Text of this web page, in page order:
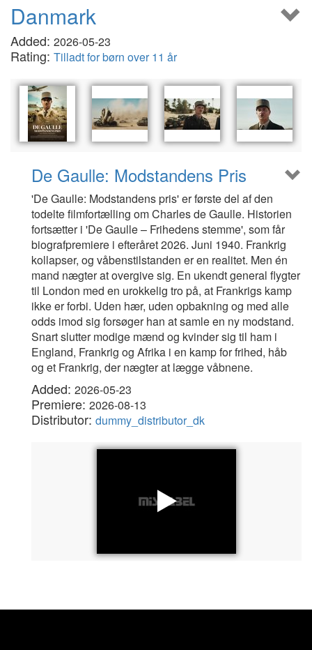
Danmark
Added: 2026-05-23
Rating: Tilladt for børn over 11 år
De Gaulle: Modstandens Pris
'De Gaulle: Modstandens pris' er første del af den
todelte filmfortælling om Charles de Gaulle. Historien
fortsætter i 'De Gaulle – Frihedens stemme', som får
biografpremiere i efteråret 2026. Juni 1940. Frankrig
kollapser, og våbenstilstanden er en realitet. Men én
mand nægter at overgive sig. En ukendt general flygter
til London med en urokkelig tro på, at Frankrigs kamp
ikke er forbi. Uden hær, uden opbakning og med alle
odds imod sig forsøger han at samle en ny modstand.
Snart slutter modige mænd og kvinder sig til ham i
England, Frankrig og Afrika i en kamp for frihed, håb
og et Frankrig, der nægter at lægge våbnene.
Added: 2026-05-23
Premiere: 2026-08-13
Distributor: dummy_distributor_dk